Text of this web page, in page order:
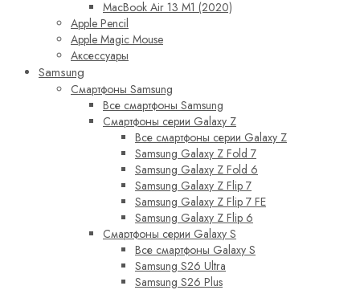
MacBook Air 13 M1 (2020)
Apple Pencil
Apple Magic Mouse
Аксессуары
Samsung
Смартфоны Samsung
Все смартфоны Samsung
Смартфоны серии Galaxy Z
Все смартфоны серии Galaxy Z
Samsung Galaxy Z Fold 7
Samsung Galaxy Z Fold 6
Samsung Galaxy Z Flip 7
Samsung Galaxy Z Flip 7 FE
Samsung Galaxy Z Flip 6
Смартфоны серии Galaxy S
Все смартфоны Galaxy S
Samsung S26 Ultra
Samsung S26 Plus